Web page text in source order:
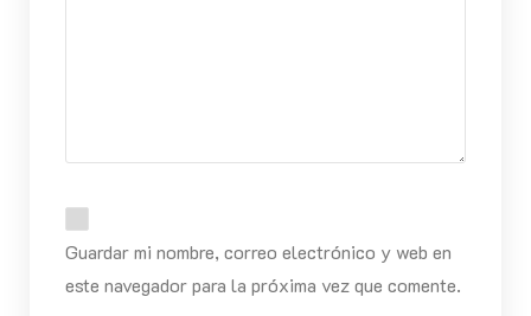
Guardar mi nombre, correo electrónico y web en
este navegador para la próxima vez que comente.